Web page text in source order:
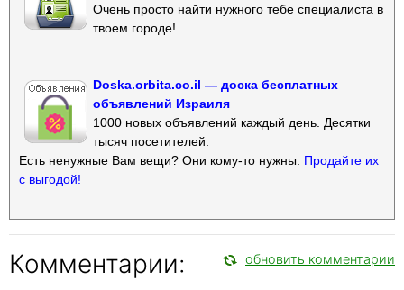
Очень просто найти нужного тебе специалиста в
твоем городе!
Doska.orbita.co.il — доска бесплатных
объявлений Израиля
1000 новых объявлений каждый день. Десятки
тысяч посетителей.
Есть ненужные Вам вещи? Они кому-то нужны. Продайте их
с выгодой!
Комментарии: обновить комментарии